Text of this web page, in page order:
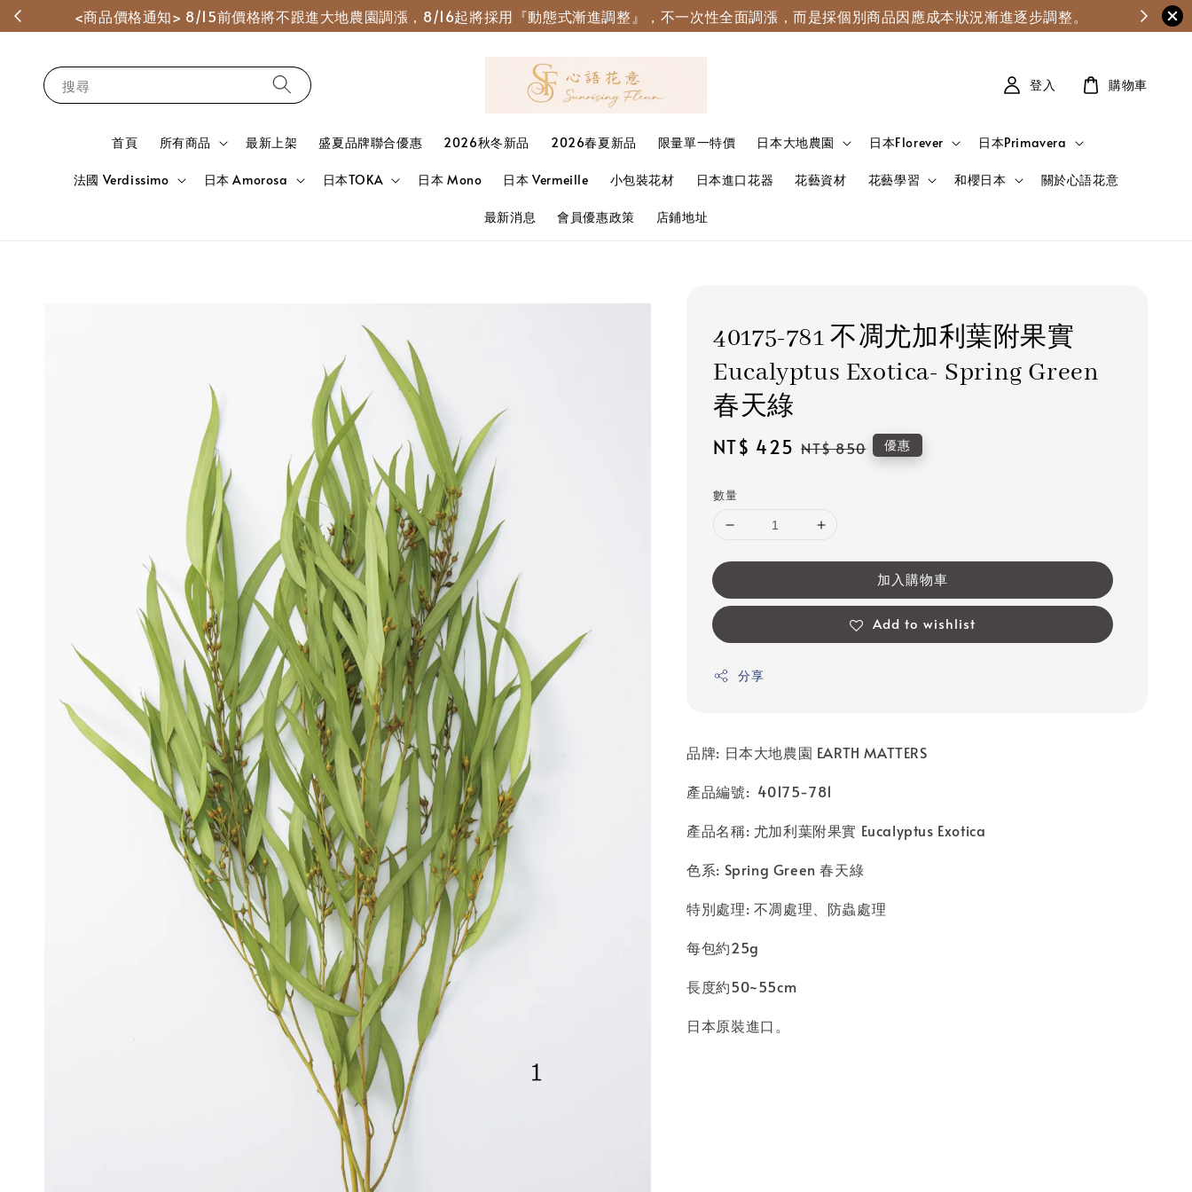
<商品價格通知> 8/15前價格將不跟進大地農園調漲，8/16起將採用『動態式漸進調整』，不一次性全面調漲，而是採個別商品因應成本狀況漸進逐步調整。
搜尋
首頁 所有商品 最新上架 盛夏品牌聯合優惠 2026秋冬新品 2026春夏新品 限量單一特價 日本大地農園 日本Florever 日本Primavera
法國 Verdissimo 日本 Amorosa 日本TOKA 日本 Mono 日本 Vermeille 小包裝花材 日本進口花器 花藝資材 花藝學習 和櫻日本 關於心語花意
最新消息 會員優惠政策 店鋪地址
登入 購物車
40175-781 不凋尤加利葉附果實
Eucalyptus Exotica- Spring Green
春天綠
Sale
NT$ 425 Regular
NT$ 850 優惠
數量
加入購物車
Add to wishlist
分享
品牌: 日本大地農園 EARTH MATTERS
產品編號: 40175-781
產品名稱: 尤加利葉附果實 Eucalyptus Exotica
色系: Spring Green 春天綠
特別處理: 不凋處理、防蟲處理
每包約25g
長度約50~55cm
日本原裝進口。